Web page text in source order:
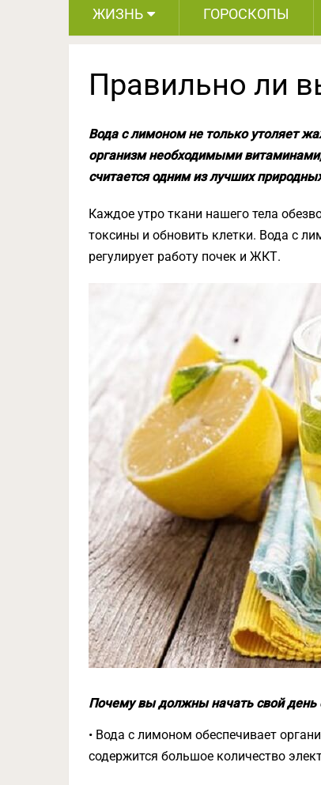
ЖИЗНЬ ГОРОСКОПЫ
Правильно ли
Вода с лимоном не только утоляет
организм необходимыми
считается одним из лучших
Каждое утро ткани нашего тела
токсины и обновить клетки. Вода с
регулирует работу почек и ЖКТ.
Почему вы должны начать свой
• Вода с лимоном обеспечивает
содержится большое количество